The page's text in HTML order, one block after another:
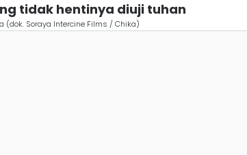
tidak hentinya diuji tuhan
(dok. Soraya Intercine Films / Chika)